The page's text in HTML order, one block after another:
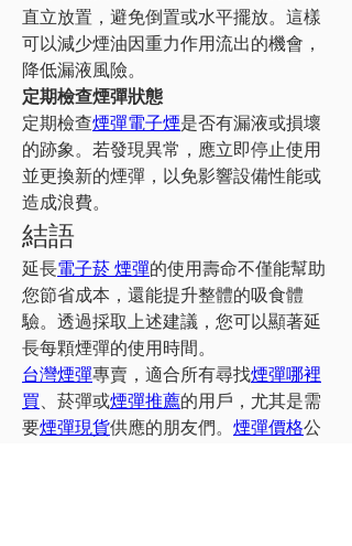
直立放置，避免倒置或水平擺放。這樣
可以減少煙油因重力作用流出的機會，
降低漏液風險。
定期檢查煙彈狀態
定期檢查煙彈電子煙是否有漏液或損壞
的跡象。若發現異常，應立即停止使用
並更換新的煙彈，以免影響設備性能或
造成浪費。
結語
延長電子菸 煙彈的使用壽命不僅能幫助
您節省成本，還能提升整體的吸食體
驗。透過採取上述建議，您可以顯著延
長每顆煙彈的使用時間。
台灣煙彈專賣，適合所有尋找煙彈哪裡
買、菸彈或煙彈推薦的用戶，尤其是需
要煙彈現貨供應的朋友們。 煙彈價格公